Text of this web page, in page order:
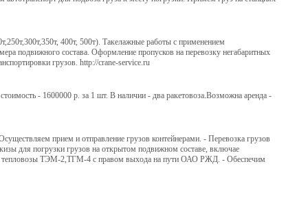
400т, 500т). Такелажные работы с применением
подвижного состава. Оформление пропусков на перевозку негабаритных
грузов. http://crane-service.ru
- 1600000 р. за 1 шт. В наличии - два ракетовоза.Возможна аренда -
прием и отправление грузов контейнерами. - Перевозка грузов
для погрузки грузов на открытом подвижном составе, включае
тепловозы ТЭМ-2,ТГМ-4 с правом выхода на пути ОАО РЖД. - Обеспечим